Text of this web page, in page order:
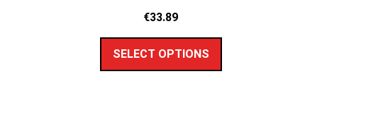
€33.89
SELECT OPTIONS